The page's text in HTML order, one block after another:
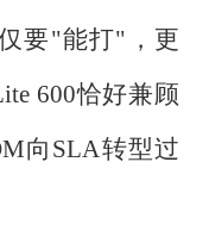
要"能打"，更
600恰好兼顾
向SLA转型过